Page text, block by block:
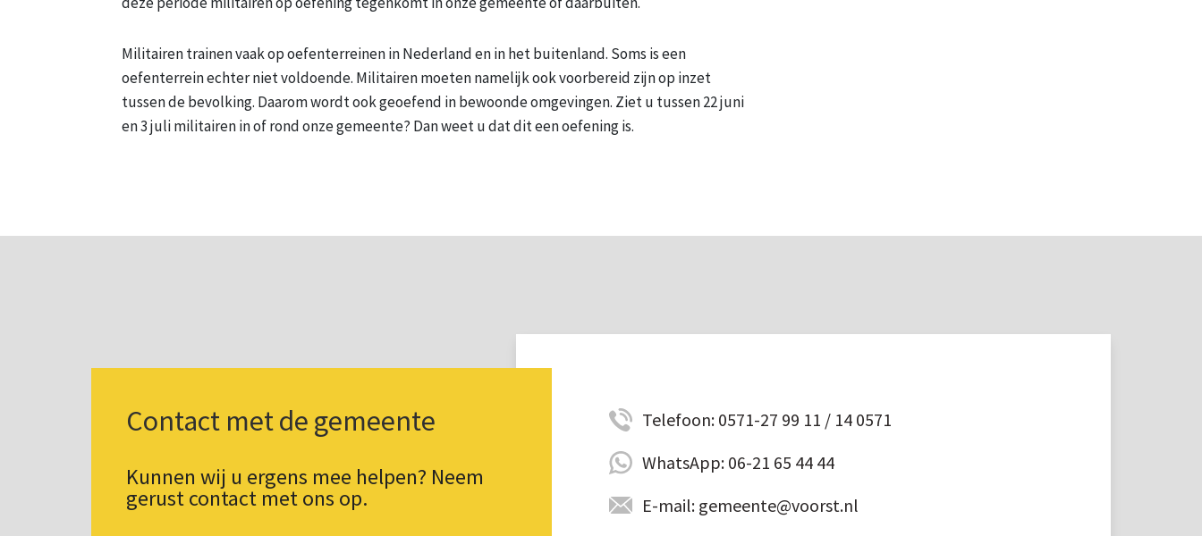
Militairen trainen vaak op oefenterreinen in Nederland en in het buitenland. Soms is een
oefenterrein echter niet voldoende. Militairen moeten namelijk ook voorbereid zijn op inzet
tussen de bevolking. Daarom wordt ook geoefend in bewoonde omgevingen. Ziet u tussen 22 juni
en 3 juli militairen in of rond onze gemeente? Dan weet u dat dit een oefening is.
Contact met de gemeente
Kunnen wij u ergens mee helpen? Neem
gerust contact met ons op.
Telefoon: 0571-27 99 11 / 14 0571
WhatsApp: 06-21 65 44 44
E-mail: gemeente@voorst.nl